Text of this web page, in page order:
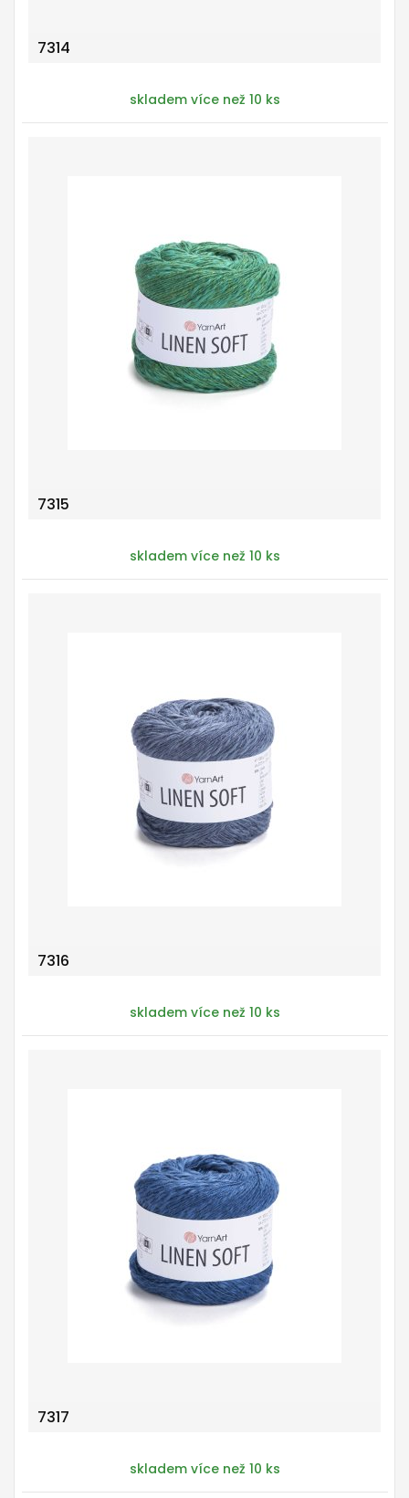
7314
skladem více než 10 ks
7315
skladem více než 10 ks
7316
skladem více než 10 ks
7317
skladem více než 10 ks